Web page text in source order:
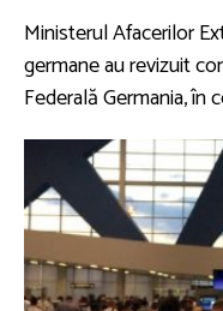
Ministerul Afacerilor
germane au revizuit
Federală Germania, în